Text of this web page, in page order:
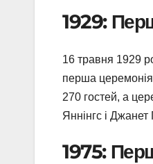
1929:
16 травня 1929
перша церемонія
270 гостей, а
Яннінгс і Джанет
1975: